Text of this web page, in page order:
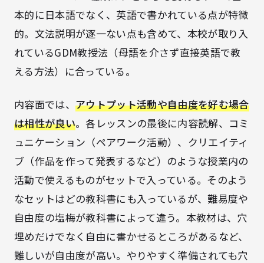
本的に日本語でなく、英語で書かれている点が特徴
的。文法説明が逐一ない点も含めて、本校が取り入
れているGDM教授法（母語を介さず直接英語で教
える方法）に合っている。
内容面では、アウトプット活動や自由度を好む場合
は相性が良い。各レッスンの最後に内容読解、コミ
ュニケーション（ペアワーク活動）、クリエイティ
ブ（作品を作って発表するなど）のような授業内の
活動で使えるものがセットで入っている。そのよう
なセットはどの教科書にも入っているが、難易度や
自由度の塩梅が教科書によって違う。本教材は、穴
埋めだけでなく自由に書かせるところがあるなど、
難しいが自由度が高い。やりやすく準備されても穴